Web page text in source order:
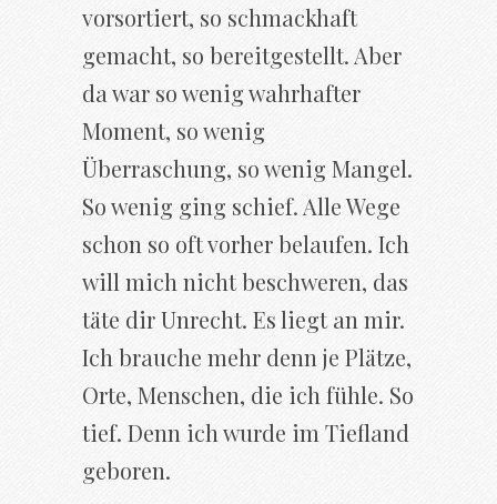
vorsortiert, so schmackhaft
gemacht, so bereitgestellt. Aber
da war so wenig wahrhafter
Moment, so wenig
Überraschung, so wenig Mangel.
So wenig ging schief. Alle Wege
schon so oft vorher belaufen. Ich
will mich nicht beschweren, das
täte dir Unrecht. Es liegt an mir.
Ich brauche mehr denn je Plätze,
Orte, Menschen, die ich fühle. So
tief. Denn ich wurde im Tiefland
geboren.